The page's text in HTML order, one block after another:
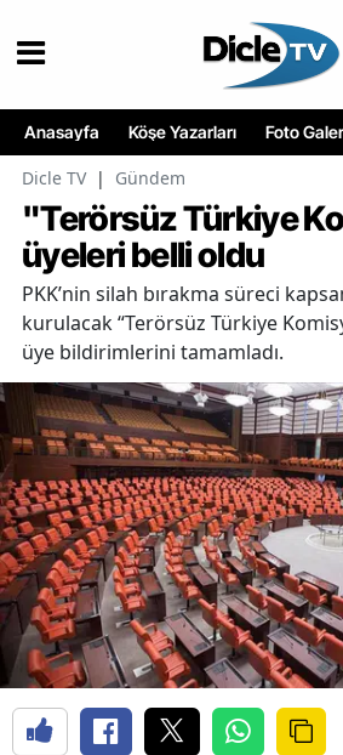
Anasayfa Köşe Yazarları Foto
Dicle TV | Gündem
"Terörsüz Türkiye
üyeleri belli oldu
PKK’nin silah bırakma süreci
kurulacak “Terörsüz Türkiye
üye bildirimlerini tamamladı.